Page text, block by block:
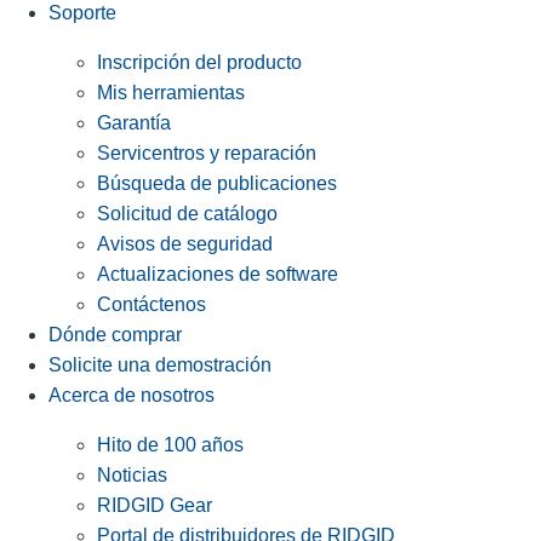
Soporte
Inscripción del producto
Mis herramientas
Garantía
Servicentros y reparación
Búsqueda de publicaciones
Solicitud de catálogo
Avisos de seguridad
Actualizaciones de software
Contáctenos
Dónde comprar
Solicite una demostración
Acerca de nosotros
Hito de 100 años
Noticias
RIDGID Gear
Portal de distribuidores de RIDGID